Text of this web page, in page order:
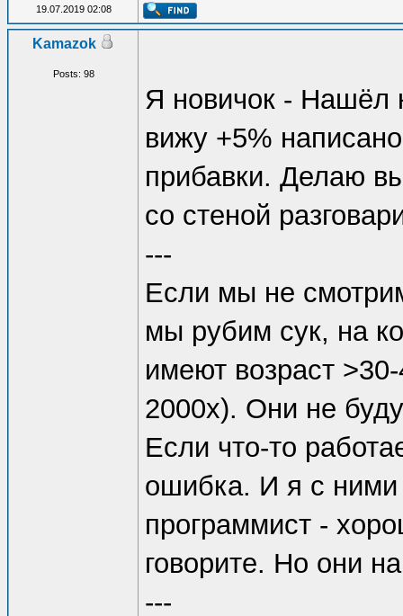
19.07.2019 02:08
Kamazok
Posts: 98
Я новичок - Нашёл
вижу +5%
прибавки. Делаю
со стеной
---
Если мы не
мы рубим сук, на
имеют возраст
2000х). Они не
Если что-то
ошибка. И я с ними
программист -
говорите. Но они
---